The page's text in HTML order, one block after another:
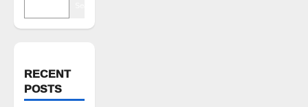
RECENT
POSTS